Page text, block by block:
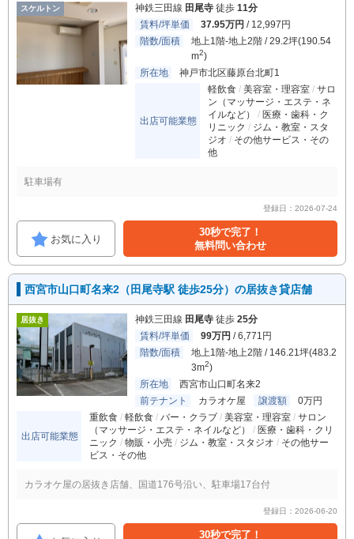
スケルトン 神鉄三田線 田尾寺 徒歩 11分
賃料/坪単価
37.95万円 / 12,997円
階数/面積
地上1階-地上2階 / 29.2坪(190.54
m2)
所在地
神戸市北区藤原台北町1
出店可能業態
軽飲食 美容室・理容室
サロ
ン（マッサージ・エステ・ネ
イルなど）
医療・歯科・ク
リニック
ジム・教室・スタ
ジオ
その他サービス・その
他
駐車場有
登録日：2026-07-24
お気に入り
30秒で完了！
無料問い合わせ
西宮市山口町名来2（田尾寺駅 徒歩25分）の居抜き貸店舗
居抜き 神鉄三田線 田尾寺 徒歩 25分
賃料/坪単価
99万円 / 6,771円
階数/面積
地上1階-地上2階 / 146.21坪(483.2
3m2)
所在地
西宮市山口町名来2
前テナント
カラオケ屋 譲渡額 0万円
出店可能業態
重飲食 軽飲食 バー・クラブ 美容室・理容室
サロン
（マッサージ・エステ・ネイルなど）
医療・歯科・クリ
ニック
物販・小売 ジム・教室・スタジオ
その他サー
ビス・その他
カラオケ屋の居抜き店舗、国道176号沿い、駐車場17台付
登録日：2026-06-20
30秒で完了！